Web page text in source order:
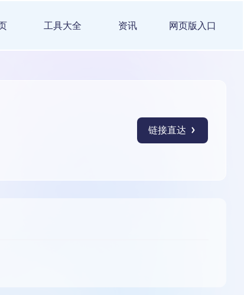
工具大全 资讯 网页版入口
链接直达